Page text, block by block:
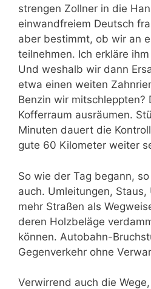
strengen Zollner in die
einwandfreiem Deutsch
aber bestimmt, ob wir an
teilnehmen. Ich erkläre
Und weshalb wir dann
etwa einen weiten
Benzin wir mitschleppten?
Kofferraum ausräumen.
Minuten dauert die
gute 60 Kilometer weiter
So wie der Tag begann,
auch. Umleitungen,
mehr Straßen als
deren Holzbeläge
können. Autobahn-
Gegenverkehr ohne
Verwirrend auch die